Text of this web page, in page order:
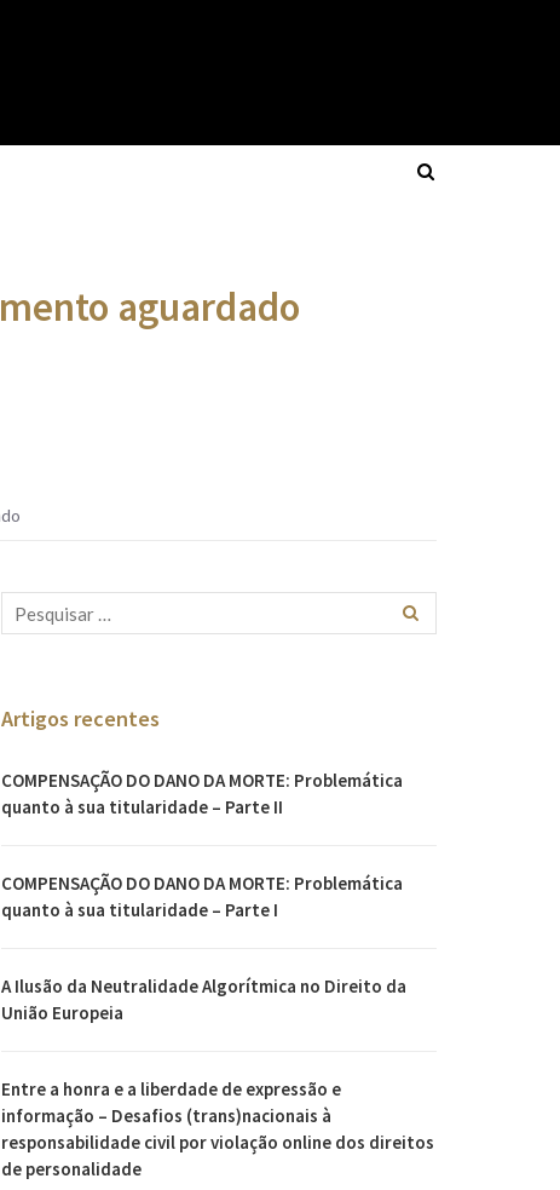
aguardado
Artigos recentes
COMPENSAÇÃO DO DANO DA MORTE: Problemática
quanto à sua titularidade – Parte II
COMPENSAÇÃO DO DANO DA MORTE: Problemática
quanto à sua titularidade – Parte I
A Ilusão da Neutralidade Algorítmica no Direito da
União Europeia
Entre a honra e a liberdade de expressão e
informação – Desafios (trans)nacionais à
responsabilidade civil por violação online dos direitos
de personalidade